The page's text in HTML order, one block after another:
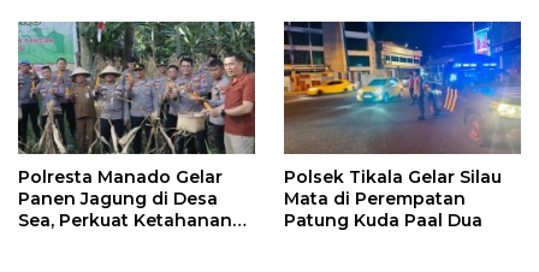
Polresta Manado Gelar
Panen Jagung di Desa
Sea, Perkuat Ketahanan
Polsek Tikala Gelar Silau
Mata di Perempatan
Patung Kuda Paal Dua